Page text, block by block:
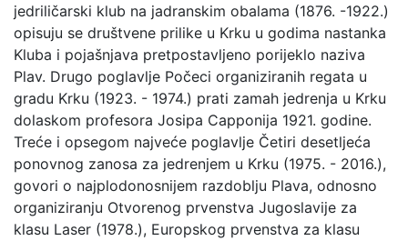
jedriličarski klub na jadranskim obalama (1876. -1922.)
opisuju se društvene prilike u Krku u godima nastanka
Kluba i pojašnjava pretpostavljeno porijeklo naziva
Plav. Drugo poglavlje Počeci organiziranih regata u
gradu Krku (1923. - 1974.) prati zamah jedrenja u Krku
dolaskom profesora Josipa Capponija 1921. godine.
Treće i opsegom najveće poglavlje Četiri desetljeća
ponovnog zanosa za jedrenjem u Krku (1975. - 2016.),
govori o najplodonosnijem razdoblju Plava, odnosno
organiziranju Otvorenog prvenstva Jugoslavije za
klasu Laser (1978.), Europskog prvenstva za klasu